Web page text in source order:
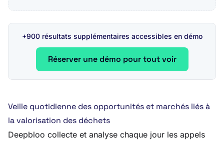
+900 résultats supplémentaires accessibles en démo
Réserver une démo pour tout voir
Veille quotidienne des opportunités et marchés liés à
la valorisation des déchets
Deepbloo collecte et analyse chaque jour les appels